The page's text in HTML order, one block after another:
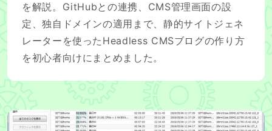
を解説。GitHubとの連携、CMS管理画面の設
定、独自ドメインの適用まで、静的サイトジェネ
レーターを使ったHeadless CMSブログの作り方
を初心者向けにまとめました。
宇宙人と会おう！SETI@homeのすすめ